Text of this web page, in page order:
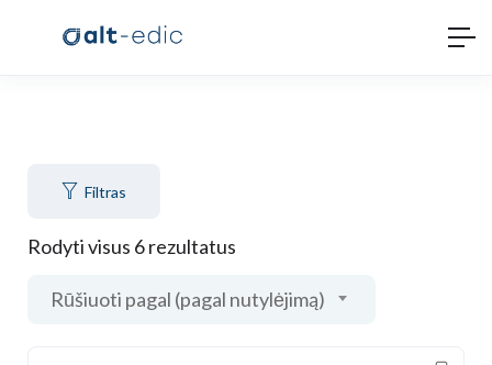
Filtras
Rodyti visus 6 rezultatus
Rūšiuoti pagal (pagal nutylėjimą)